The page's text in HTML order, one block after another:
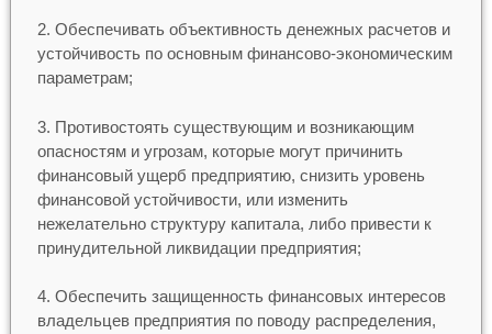
2. Обеспечивать объективность денежных расчетов и
устойчивость по основным финансово-экономическим
параметрам;
3. Противостоять существующим и возникающим
опасностям и угрозам, которые могут причинить
финансовый ущерб предприятию, снизить уровень
финансовой устойчивости, или изменить
нежелательно структуру капитала, либо привести к
принудительной ликвидации предприятия;
4. Обеспечить защищенность финансовых интересов
владельцев предприятия по поводу распределения,